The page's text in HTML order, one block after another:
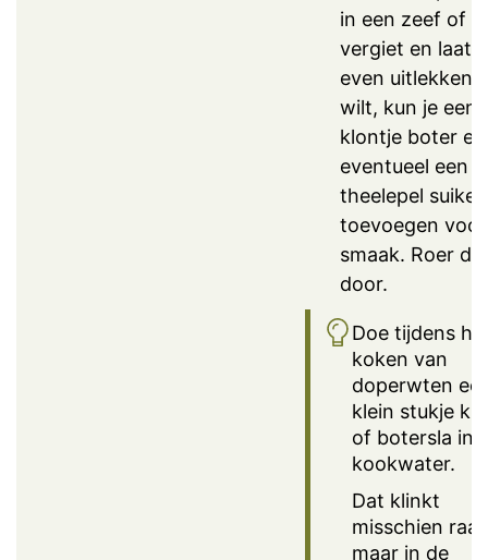
in een zeef of
vergiet en laat
even uitlekken.
wilt, kun je een
klontje boter en
eventueel een
theelepel suiker
toevoegen
smaak. Roer
door.
Doe tijdens
koken van
doperwten
klein stukje
of botersla in
kookwater.
Dat klinkt
misschien
maar in de